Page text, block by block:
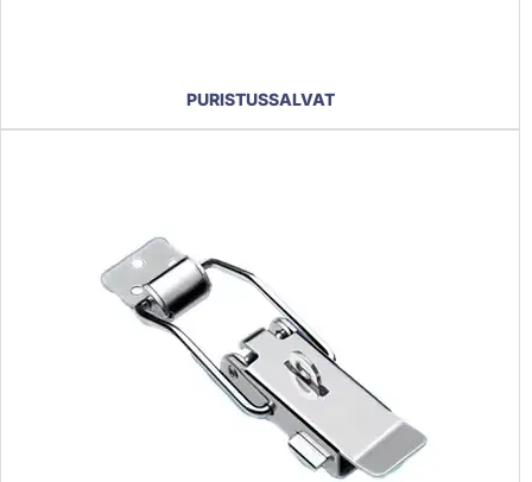
PURISTUSSALVAT